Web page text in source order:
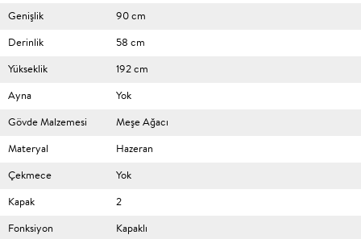
Genişlik 90 cm
Derinlik 58 cm
Yükseklik 192 cm
Ayna Yok
Gövde Malzemesi Meşe Ağacı
Materyal Hazeran
Çekmece Yok
Kapak 2
Fonksiyon Kapaklı